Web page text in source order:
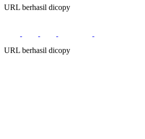
URL berhasil dicopy
URL berhasil dicopy